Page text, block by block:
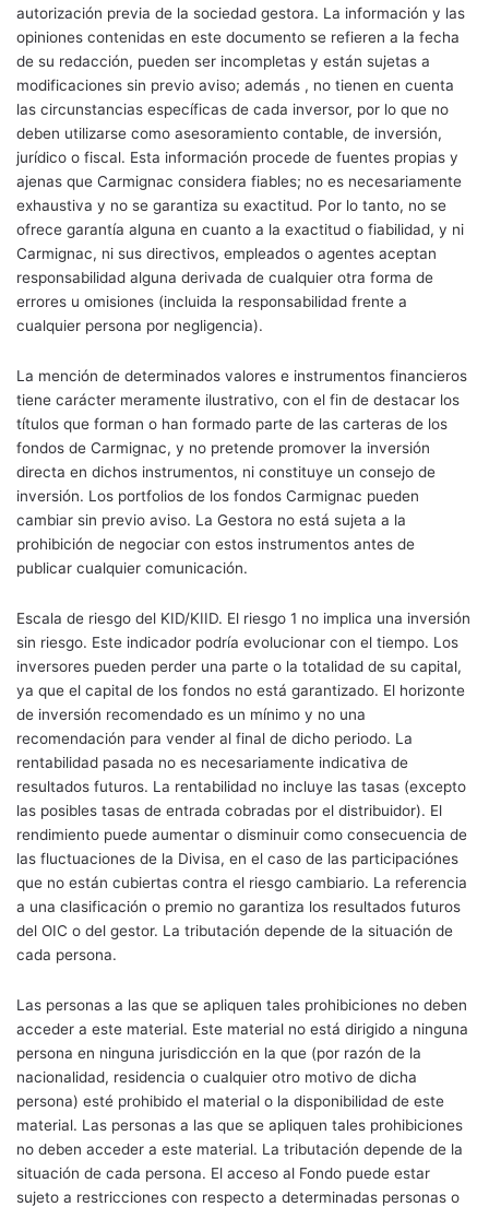
autorización previa de la sociedad gestora. La información y las
opiniones contenidas en este documento se refieren a la fecha
de su redacción, pueden ser incompletas y están sujetas a
modificaciones sin previo aviso; además , no tienen en cuenta
las circunstancias específicas de cada inversor, por lo que no
deben utilizarse como asesoramiento contable, de inversión,
jurídico o fiscal. Esta información procede de fuentes propias y
ajenas que Carmignac considera fiables; no es necesariamente
exhaustiva y no se garantiza su exactitud. Por lo tanto, no se
ofrece garantía alguna en cuanto a la exactitud o fiabilidad, y ni
Carmignac, ni sus directivos, empleados o agentes aceptan
responsabilidad alguna derivada de cualquier otra forma de
errores u omisiones (incluida la responsabilidad frente a
cualquier persona por negligencia).
La mención de determinados valores e instrumentos financieros
tiene carácter meramente ilustrativo, con el fin de destacar los
títulos que forman o han formado parte de las carteras de los
fondos de Carmignac, y no pretende promover la inversión
directa en dichos instrumentos, ni constituye un consejo de
inversión. Los portfolios de los fondos Carmignac pueden
cambiar sin previo aviso. La Gestora no está sujeta a la
prohibición de negociar con estos instrumentos antes de
publicar cualquier comunicación.
Escala de riesgo del KID/KIID. El riesgo 1 no implica una inversión
sin riesgo. Este indicador podría evolucionar con el tiempo. Los
inversores pueden perder una parte o la totalidad de su capital,
ya que el capital de los fondos no está garantizado. El horizonte
de inversión recomendado es un mínimo y no una
recomendación para vender al final de dicho periodo. La
rentabilidad pasada no es necesariamente indicativa de
resultados futuros. La rentabilidad no incluye las tasas (excepto
las posibles tasas de entrada cobradas por el distribuidor). El
rendimiento puede aumentar o disminuir como consecuencia de
las fluctuaciones de la Divisa, en el caso de las participaciónes
que no están cubiertas contra el riesgo cambiario. La referencia
a una clasificación o premio no garantiza los resultados futuros
del OIC o del gestor. La tributación depende de la situación de
cada persona.
Las personas a las que se apliquen tales prohibiciones no deben
acceder a este material. Este material no está dirigido a ninguna
persona en ninguna jurisdicción en la que (por razón de la
nacionalidad, residencia o cualquier otro motivo de dicha
persona) esté prohibido el material o la disponibilidad de este
material. Las personas a las que se apliquen tales prohibiciones
no deben acceder a este material. La tributación depende de la
situación de cada persona. El acceso al Fondo puede estar
sujeto a restricciones con respecto a determinadas personas o